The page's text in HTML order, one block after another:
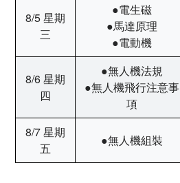
8/5 星期
三
●電生磁
●馬達原理
●電動機
8/6 星期
四
●無人機法規
●無人機飛行注意事
項
8/7 星期
五
●無人機組裝